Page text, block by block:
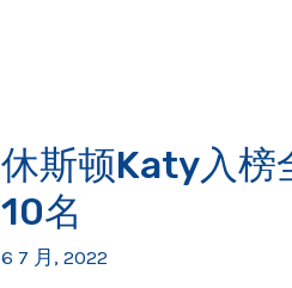
休斯顿Katy入榜
10名
6 7 月, 2022